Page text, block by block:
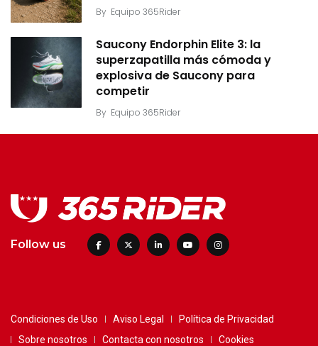
By Equipo 365Rider
Saucony Endorphin Elite 3: la
superzapatilla más cómoda y
explosiva de Saucony para
competir
By Equipo 365Rider
Follow us
Condiciones de Uso Aviso Legal
Política de Privacidad
Sobre nosotros
Contacta con nosotros Cookies